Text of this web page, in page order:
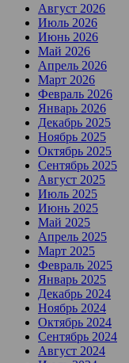
Август 2026
Июль 2026
Июнь 2026
Май 2026
Апрель 2026
Март 2026
Февраль 2026
Январь 2026
Декабрь 2025
Ноябрь 2025
Октябрь 2025
Сентябрь 2025
Август 2025
Июль 2025
Июнь 2025
Май 2025
Апрель 2025
Март 2025
Февраль 2025
Январь 2025
Декабрь 2024
Ноябрь 2024
Октябрь 2024
Сентябрь 2024
Август 2024